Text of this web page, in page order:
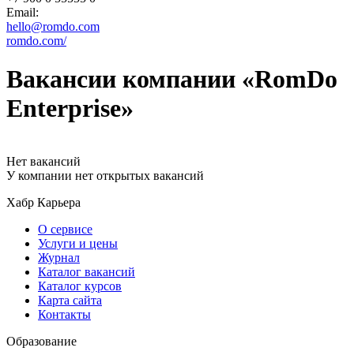
Email:
hello@romdo.com
romdo.com/
Вакансии компании «RomDo
Enterprise»
Нет вакансий
У компании нет открытых вакансий
Хабр Карьера
О сервисе
Услуги и цены
Журнал
Каталог вакансий
Каталог курсов
Карта сайта
Контакты
Образование